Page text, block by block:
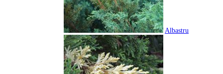
Albastru